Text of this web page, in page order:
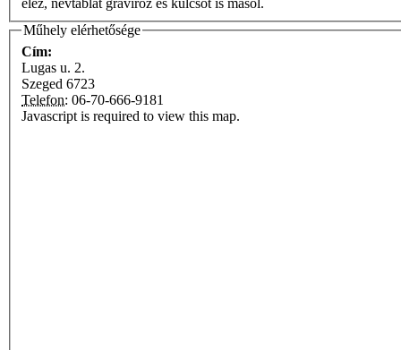
élez, névtáblát gravíroz és kulcsot is másol.
Műhely elérhetősége
Cím:
Lugas u. 2.
Szeged 6723
Telefon: 06-70-666-9181
Javascript is required to view this map.